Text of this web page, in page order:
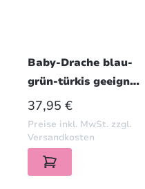
Baby-Drache blau-
grün-türkis geeignet
für Toni-Box
REGULÄRER PREIS:
37,95 €
Preise inkl. MwSt. zzgl.
Versandkosten